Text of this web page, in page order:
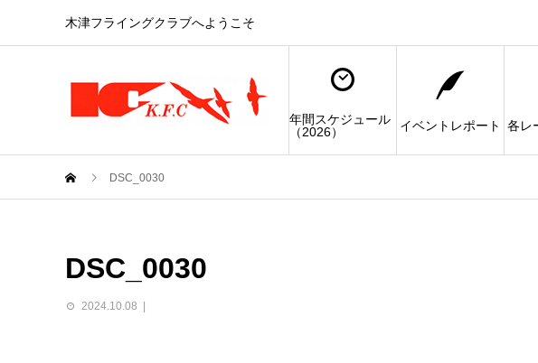
木津フライングクラブへようこそ
年間スケジュール
（2026）
イベントレポート 各レ
DSC_0030
DSC_0030
2024.10.08